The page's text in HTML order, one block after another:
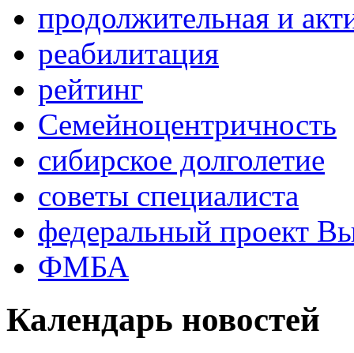
продолжительная и
реабилитация
рейтинг
Семейноцентричность
сибирское долголетие
советы специалиста
федеральный проект
ФМБА
Календарь новостей